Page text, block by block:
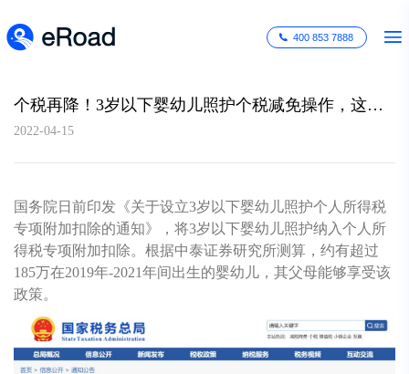
400 853 7888
个税再降！3岁以下婴幼儿照护个税减免操作，这些问题要了解...
2022-04-15
国务院日前印发《关于设立3岁以下婴幼儿照护个人所得税
专项附加扣除的通知》，将3岁以下婴幼儿照护纳入个人所
得税专项附加扣除。根据中泰证券研究所测算，约有超过
185万在2019年-2021年间出生的婴幼儿，其父母能够享受该
政策。